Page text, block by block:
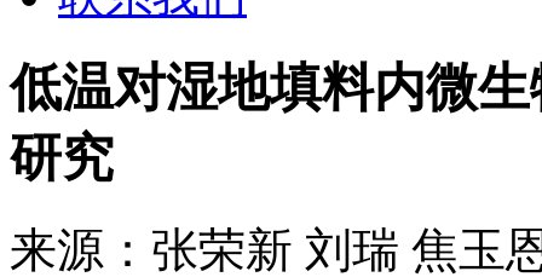
低温对湿地填料内微
研究
来源： 张荣新 刘瑞 焦玉